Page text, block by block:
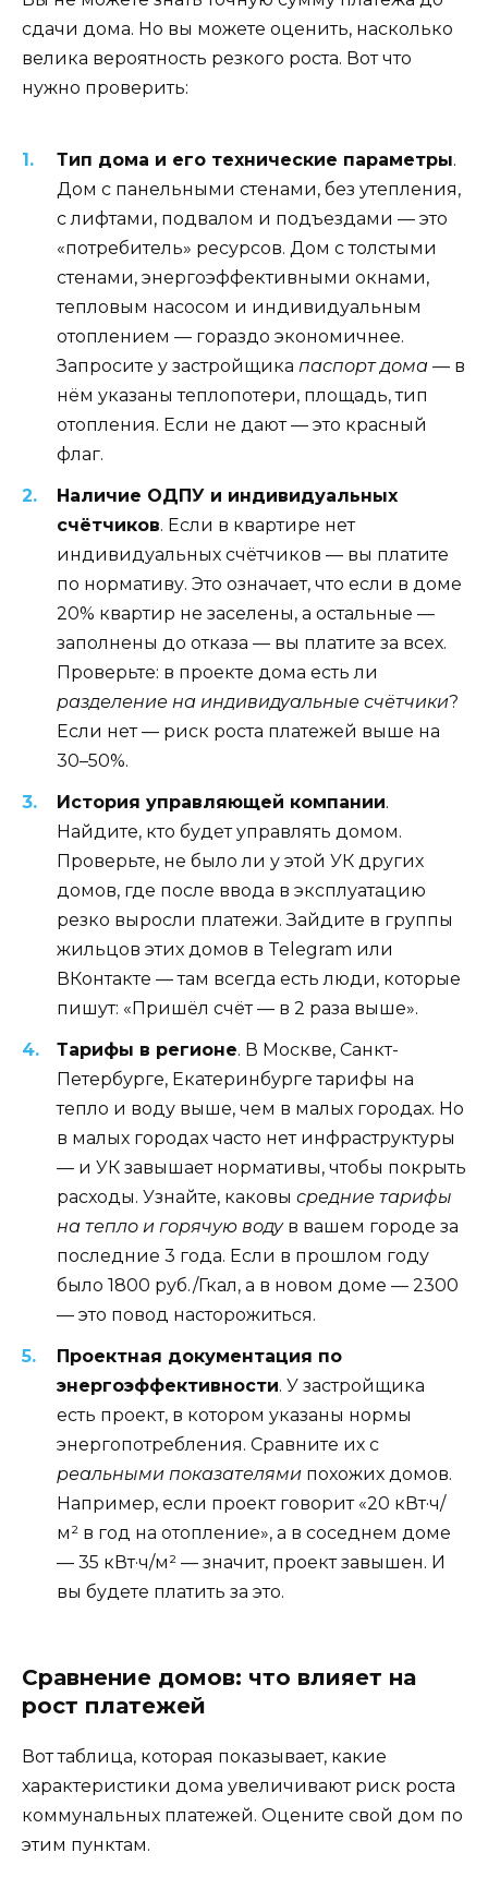
сдачи дома. Но вы можете оценить, насколько
велика вероятность резкого роста. Вот что
нужно проверить:
Тип дома и его технические параметры.
Дом с панельными стенами, без утепления,
с лифтами, подвалом и подъездами — это
«потребитель» ресурсов. Дом с толстыми
стенами, энергоэффективными окнами,
тепловым насосом и индивидуальным
отоплением — гораздо экономичнее.
Запросите у застройщика паспорт дома — в
нём указаны теплопотери, площадь, тип
отопления. Если не дают — это красный
флаг.
Наличие ОДПУ и индивидуальных
счётчиков. Если в квартире нет
индивидуальных счётчиков — вы платите
по нормативу. Это означает, что если в доме
20% квартир не заселены, а остальные —
заполнены до отказа — вы платите за всех.
Проверьте: в проекте дома есть ли
разделение на индивидуальные счётчики?
Если нет — риск роста платежей выше на
30–50%.
История управляющей компании.
Найдите, кто будет управлять домом.
Проверьте, не было ли у этой УК других
домов, где после ввода в эксплуатацию
резко выросли платежи. Зайдите в группы
жильцов этих домов в Telegram или
ВКонтакте — там всегда есть люди, которые
пишут: «Пришёл счёт — в 2 раза выше».
Тарифы в регионе. В Москве, Санкт-
Петербурге, Екатеринбурге тарифы на
тепло и воду выше, чем в малых городах. Но
в малых городах часто нет инфраструктуры
— и УК завышает нормативы, чтобы покрыть
расходы. Узнайте, каковы средние тарифы
на тепло и горячую водув вашем городе за
последние 3 года. Если в прошлом году
было 1800 руб./Гкал, а в новом доме — 2300
— это повод насторожиться.
Проектная документация по
энергоэффективности. У застройщика
есть проект, в котором указаны нормы
энергопотребления. Сравните их с
реальными показателями похожих домов.
Например, если проект говорит «20 кВт·ч/
м² в год на отопление», а в соседнем доме
— 35 кВт·ч/м² — значит, проект завышен. И
вы будете платить за это.
Сравнение домов: что влияет на
рост платежей
Вот таблица, которая показывает, какие
характеристики дома увеличивают риск роста
коммунальных платежей. Оцените свой дом по
этим пунктам.